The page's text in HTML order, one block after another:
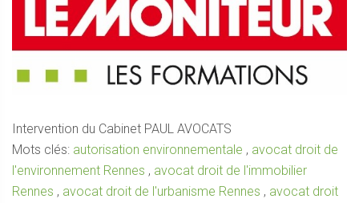
Intervention du Cabinet PAUL AVOCATS
Mots clés: autorisation environnementale , avocat droit de
l'environnement Rennes , avocat droit de l'immobilier
Rennes , avocat droit de l'urbanisme Rennes , avocat droit